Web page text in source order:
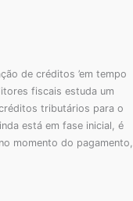
de créditos ’em tempo
fiscais estuda um
tributários para o
está em fase inicial, é
momento do pagamento,